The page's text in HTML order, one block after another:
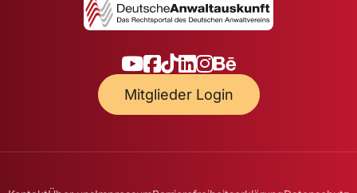
Mitglieder Login